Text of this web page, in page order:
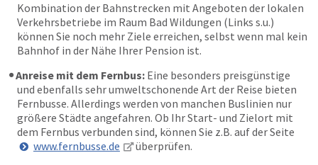
Kombination der Bahnstrecken mit Angeboten der lokalen
Verkehrsbetriebe im Raum Bad Wildungen (Links s.u.)
können Sie noch mehr Ziele erreichen, selbst wenn mal kein
Bahnhof in der Nähe Ihrer Pension ist.
Anreise mit dem Fernbus: Eine besonders preisgünstige
und ebenfalls sehr umweltschonende Art der Reise bieten
Fernbusse. Allerdings werden von manchen Buslinien nur
größere Städte angefahren. Ob Ihr Start- und Zielort mit
dem Fernbus verbunden sind, können Sie z.B. auf der Seite
www.fernbusse.de
überprüfen.